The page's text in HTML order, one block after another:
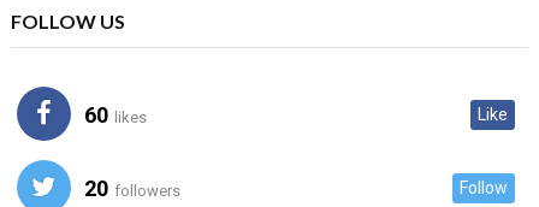
FOLLOW US
60 likes Like
20 followers Follow